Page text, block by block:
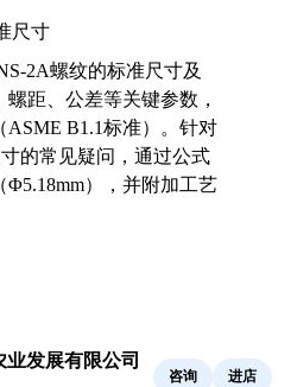
尺寸
2A螺纹的标准尺寸及
距、公差等关键参数，
B1.1标准）。针对
的常见疑问，通过公式
），并附加工艺
发展有限公司
咨询 进店